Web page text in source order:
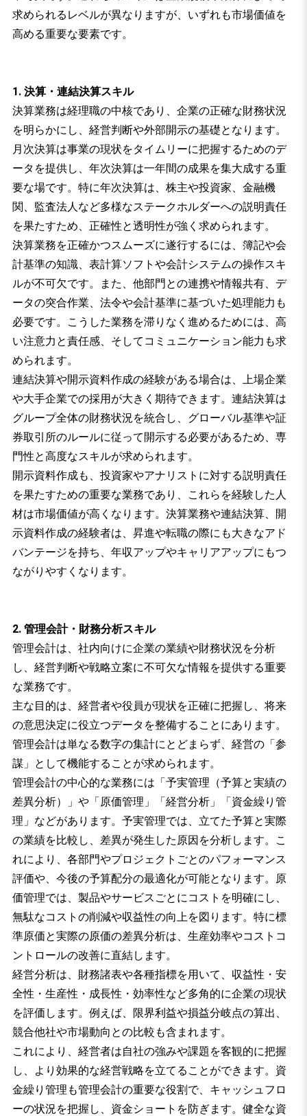
求められるレベルが異なりますが、いずれも市場価値を
高める重要な要素です。
1. 決算・連結決算スキル
決算業務は経理職の中核であり、企業の正確な財務状況
を明らかにし、経営判断や外部開示の基礎となります。
月次決算は事業の現状をタイムリーに把握するためのデ
ータを提供し、年次決算は一年間の成果を集大成する重
要な場です。特に年次決算は、株主や投資家、金融機
関、監査法人など多様なステークホルダーへの説明責任
を果たすため、正確性と透明性が強く求められます。
決算業務を正確かつスムーズに遂行するには、簿記や会
計基準の知識、表計算ソフトや会計システムの操作スキ
ルが不可欠です。また、他部門との連携や情報共有、デ
ータの突合作業、法令や会計基準に基づいた処理能力も
必要です。こうした業務を滞りなく進めるためには、高
い注意力と責任感、そしてコミュニケーション能力も求
められます。
連結決算や開示資料作成の経験がある場合は、上場企業
や大手企業での採用が大きく期待できます。連結決算は
グループ全体の財務状況を統合し、グローバル基準や証
券取引所のルールに従って開示する必要があるため、専
門性と高度なスキルが求められます。
開示資料作成も、投資家やアナリストに対する説明責任
を果たすための重要な業務であり、これらを経験した人
材は市場価値が高くなります。決算業務や連結決算、開
示資料作成の経験者は、昇進や転職の際にも大きなアド
バンテージを持ち、年収アップやキャリアアップにもつ
ながりやすくなります。
2. 管理会計・財務分析スキル
管理会計は、社内向けに企業の業績や財務状況を分析
し、経営判断や戦略立案に不可欠な情報を提供する重要
な業務です。
主な目的は、経営者や役員が現状を正確に把握し、将来
の意思決定に役立つデータを整備することにあります。
管理会計は単なる数字の集計にとどまらず、経営の「参
謀」として機能することが求められます。
管理会計の中心的な業務には「予実管理（予算と実績の
差異分析）」や「原価管理」「経営分析」「資金繰り管
理」などがあります。予実管理では、立てた予算と実際
の業績を比較し、差異が発生した原因を分析します。こ
れにより、各部門やプロジェクトごとのパフォーマンス
評価や、今後の予算配分の最適化が可能となります。原
価管理では、製品やサービスごとにコストを明確にし、
無駄なコストの削減や収益性の向上を図ります。特に標
準原価と実際の原価の差異分析は、生産効率やコストコ
ントロールの改善に直結します。
経営分析は、財務諸表や各種指標を用いて、収益性・安
全性・生産性・成長性・効率性など多角的に企業の現状
を評価します。例えば、限界利益や損益分岐点の算出、
競合他社や市場動向との比較も含まれます。
これにより、経営者は自社の強みや課題を客観的に把握
し、より効果的な経営戦略を立てることができます。資
金繰り管理も管理会計の重要な役割で、キャッシュフロ
ーの状況を把握し、資金ショートを防ぎます。健全な資